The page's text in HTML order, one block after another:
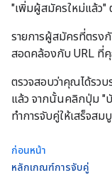
"เพิ่มผู้สมัครใหม่แล้ว"
รายการผู้สมัครที่ตรง
สอดคล้องกับ URL ที่คุ
ตรวจสอบว่าคุณได้รว
แล้ว จากนั้นคลิกปุ่ม "
ทำการจับคู่ให้เสร็จส
ก่อนหน้า
หลักเกณฑ์การจับคู่